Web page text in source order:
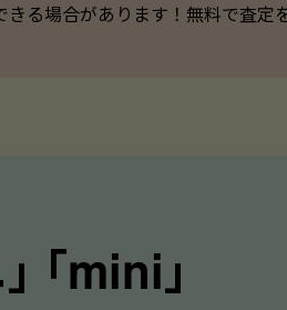
る場合があります！無料で査定
｢mini｣